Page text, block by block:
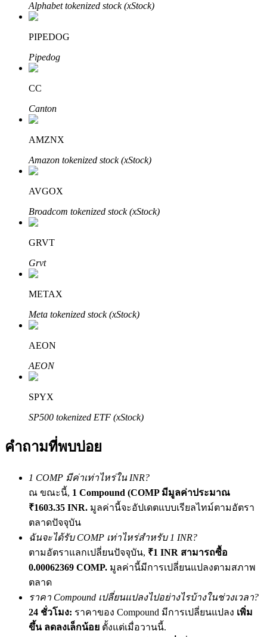
มากถึง 65% คอมมิชชั่น!
เชิญเพื่อนเพื่อรับรางวัลเงินสด
BTC Welcome Rewards
BTC Welcome Rewards
Deposit & Trade BTC to Share 25000 USDT prize pool!
Deposit CASHCAT & Win
Alphabet tokenized stock (xStock)
PIPEDOG
Pipedog
CC
Canton
AMZNX
Amazon tokenized stock (xStock)
AVGOX
Broadcom tokenized stock (xStock)
GRVT
Grvt
METAX
Meta tokenized stock (xStock)
AEON
AEON
SPYX
SP500 tokenized ETF (xStock)
คำถามที่พบบ่อย
1 COMP มีค่าเท่าไหร่ใน INR?
ณ ขณะนี้, 1 Compound (COMP มีมูลค่าประมาณ
₹1603.35 INR. มูลค่านี้จะอัปเดตแบบเรียลไทม์ตามอัตรา
ตลาดปัจจุบัน
ฉันจะได้รับ COMP เท่าไหร่สำหรับ 1 INR?
ตามอัตราแลกเปลี่ยนปัจจุบัน, ₹1 INR สามารถซื้อ
0.00062369 COMP. มูลค่านี้มีการเปลี่ยนแปลงตามสภาพ
ตลาด
ราคา Compound เปลี่ยนแปลงไปอย่างไรบ้างในช่วงเวลา?
24 ชั่วโมง: ราคาของ Compound มีการเปลี่ยนแปลง เพิ่ม
ขึ้น ลดลงเล็กน้อย ตั้งแต่เมื่อวานนี้.